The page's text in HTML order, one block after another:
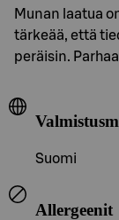
Munan laatua
tärkeää, että
peräisin.
Suomi
Allergeenit